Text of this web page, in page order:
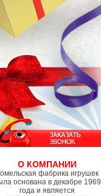
О КОМПАНИИ
фабрика игрушек
основана в декабре 1969
года и является